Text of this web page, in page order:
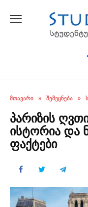
ᲛᲗᲐᲕᲐᲠᲘ » ᲨᲔᲛᲔᲪᲜᲔᲑᲐ »
პარიზის
ისტორია და
ფაქტები